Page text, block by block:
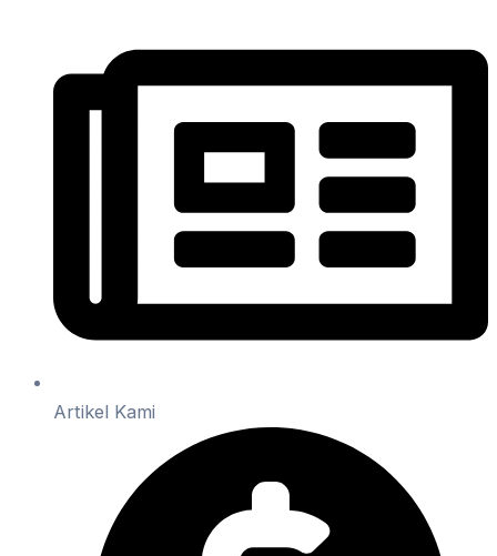
Artikel Kami